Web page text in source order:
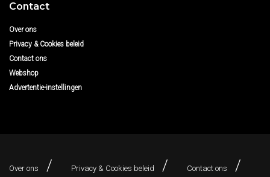
Contact
Over ons
Privacy & Cookies beleid
Contact ons
Webshop
Advertentie-instellingen
Over ons Privacy & Cookies beleid Contact ons